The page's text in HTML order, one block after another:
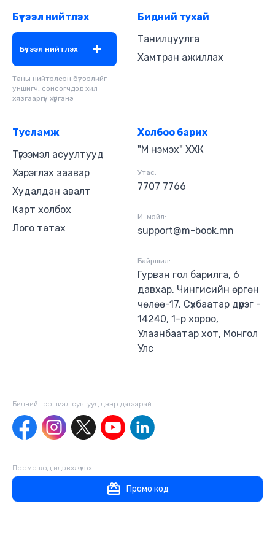
Бүтээл нийтлэх
Бүтээл нийтлэх
Таны нийтэлсэн бүтээлийг
уншигч, сонсогчдод хил
хязгааргүй хүргэнэ
Бидний тухай
Танилцуулга
Хамтран ажиллах
Тусламж
Түгээмэл асуултууд
Хэрэглэх заавар
Худалдан авалт
Карт холбох
Лого татах
Холбоо барих
"М нэмэх" ХХК
Утас:
7707 7766
И-мэйл:
support@m-book.mn
Байршил:
Гурван гол барилга, 6
давхар, Чингисийн өргөн
чөлөө-17, Сүхбаатар дүүрэг -
14240, 1-р хороо,
Улаанбаатар хот, Монгол
Улс
Биднийг сошиал сувгууд дээр дагаaрай
Промо код идэвхжүүлэх
Промо код